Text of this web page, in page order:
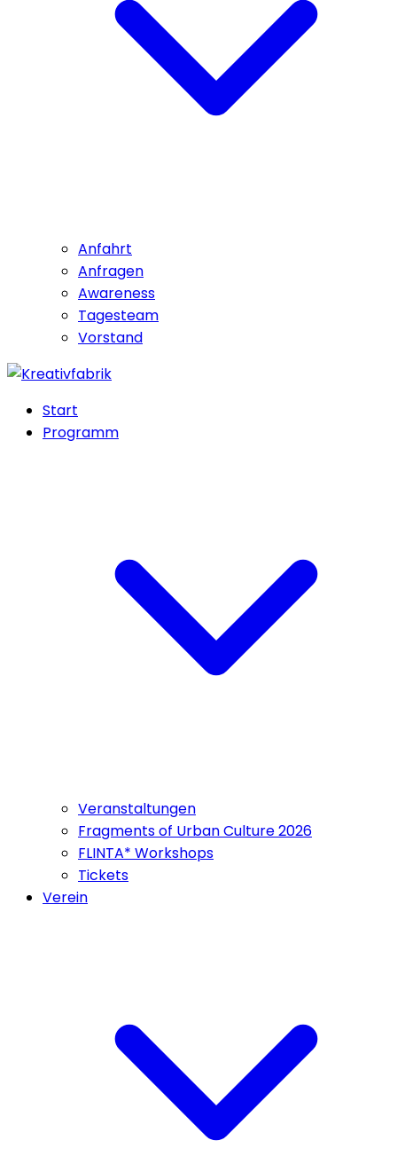
Anfahrt
Anfragen
Awareness
Tagesteam
Vorstand
Start
Programm
Veranstaltungen
Fragments of Urban Culture 2026
FLINTA* Workshops
Tickets
Verein